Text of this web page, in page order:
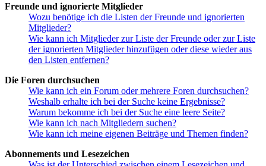
Freunde und ignorierte Mitglieder
Wozu benötige ich die Listen der Freunde und ignorierten
Mitglieder?
Wie kann ich Mitglieder zur Liste der Freunde oder zur Liste
der ignorierten Mitglieder hinzufügen oder diese wieder aus
den Listen entfernen?
Die Foren durchsuchen
Wie kann ich ein Forum oder mehrere Foren durchsuchen?
Weshalb erhalte ich bei der Suche keine Ergebnisse?
Warum bekomme ich bei der Suche eine leere Seite?
Wie kann ich nach Mitgliedern suchen?
Wie kann ich meine eigenen Beiträge und Themen finden?
Abonnements und Lesezeichen